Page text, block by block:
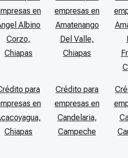
en
Albino
Corzo,
Chiapas
empresas en
Amatenango
Del Valle,
Chiapas
para
en
Chiapas
Crédito para
empresas en
Candelaria,
Campeche